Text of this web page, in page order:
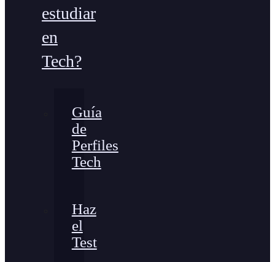
estudiar
en
Tech?
Guía
de
Perfiles
Tech
Haz
el
Test